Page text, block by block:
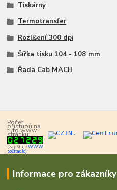
Tiskárny
Termotransfer
Rozlišení 300 dpi
Šířka tisku 104 - 108 mm
Řada Cab MACH
Počet
přístupů na
tuto www
stránku:
(zajišťujeWWW
počítadlo)
Informace pro zákazníky